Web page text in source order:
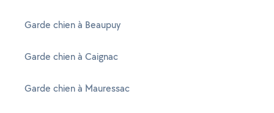
Garde chien à Beaupuy
Garde chien à Caignac
Garde chien à Mauressac